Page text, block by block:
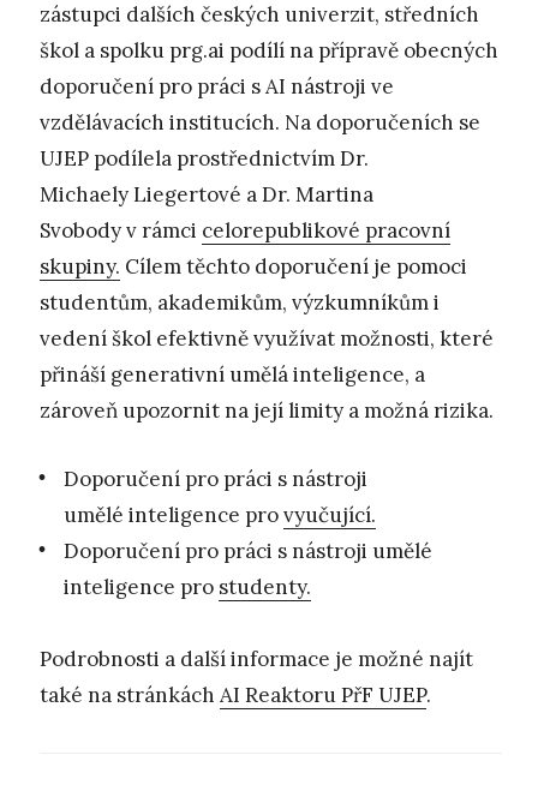
zástupci dalších českých univerzit, středních
škol a spolku prg.ai podílí na přípravě obecných
doporučení pro práci s AI nástroji ve
vzdělávacích institucích. Na doporučeních se
UJEP podílela prostřednictvím Dr.
Michaely Liegertové a Dr. Martina
Svobody v rámci celorepublikové pracovní
skupiny. Cílem těchto doporučení je pomoci
studentům, akademikům, výzkumníkům i
vedení škol efektivně využívat možnosti, které
přináší generativní umělá inteligence, a
zároveň upozornit na její limity a možná rizika.
Doporučení pro práci s nástroji
umělé inteligence provyučující.
Doporučení pro práci s nástroji umělé
inteligence pro studenty.
Podrobnosti a další informace je možné najít
také na stránkách AI Reaktoru PřF UJEP.